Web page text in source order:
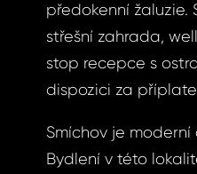
předokenní žaluzie.
střešní zahrada,
stop recepce s
dispozici za
Smíchov je
Bydlení v této
E-MAIL